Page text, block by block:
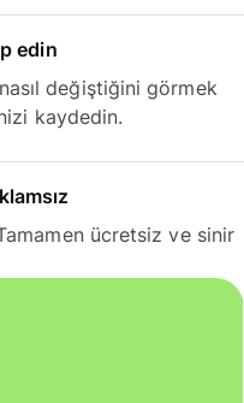
edin
değiştiğini görmek
kaydedin.
ücretsiz ve sinir